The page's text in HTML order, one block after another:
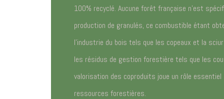
100% recyclé. Aucune forêt française n’est
production de granulés, ce combustible étant
l’industrie du bois tels que les copeaux et la
les résidus de gestion forestière tels que les
valorisation des coproduits joue un rôle
ressources forestières.